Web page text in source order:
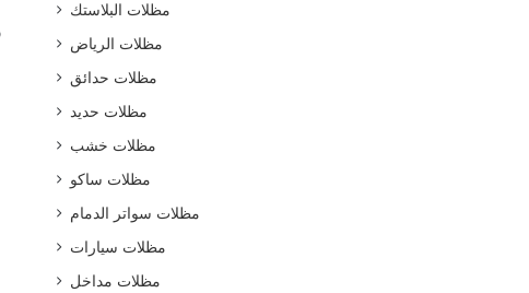
مظلات البلاستك
مظلات الرياض
مظلات حدائق
مظلات حديد
مظلات خشب
مظلات ساكو
مظلات سواتر الدمام
مظلات سيارات
مظلات مداخل